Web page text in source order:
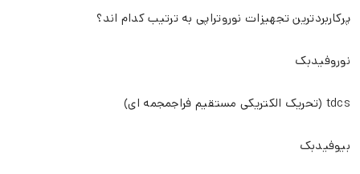
پرکاربردترین تجهیزات نوروتراپی به ترتیب کدام اند؟
نوروفیدبک
tdcs (تحریک الکتریکی مستقیم فراجمجمه ای)
بیوفیدبک